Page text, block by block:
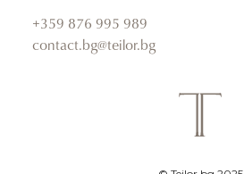
+359 876 995 989
contact.bg@teilor.bg